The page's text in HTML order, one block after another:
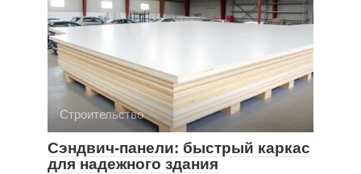
Строительство
Сэндвич-панели: быстрый каркас
для надежного здания